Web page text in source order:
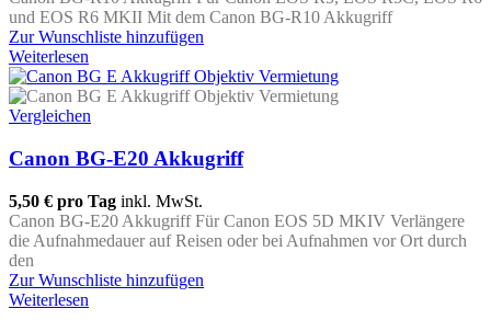
und EOS R6 MKII Mit dem Canon BG-R10 Akkugriff
Zur Wunschliste hinzufügen
Weiterlesen
Vergleichen
Canon BG-E20 Akkugriff
5,50 € pro Tag inkl. MwSt.
Canon BG-E20 Akkugriff Für Canon EOS 5D MKIV Verlängere
die Aufnahmedauer auf Reisen oder bei Aufnahmen vor Ort durch
den
Zur Wunschliste hinzufügen
Weiterlesen